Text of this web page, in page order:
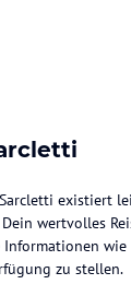
existiert
wertvolles
wie
zu stellen.